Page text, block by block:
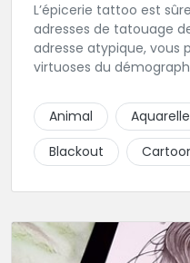
L’épicerie tattoo est
adresses de tatouage
adresse atypique, vous
virtuoses du
enfant et sympathique,
conseil pour votre
pour rencontrer cette
Animal Aquarelle
Blackout